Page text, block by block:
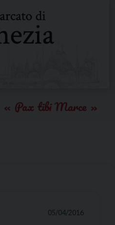
Pax tibi Marce
05/04/2016